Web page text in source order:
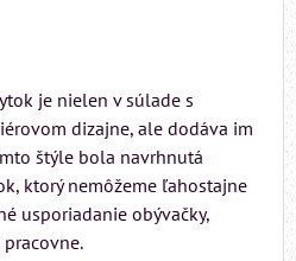
je nielen v súlade s
dizajne, ale dodáva im
štýle bola navrhnutá
ktorý nemôžeme ľahostajne
usporiadanie obývačky,